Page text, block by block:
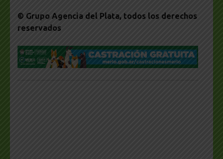
© Grupo Agencia del Plata, todos los derechos
reservados